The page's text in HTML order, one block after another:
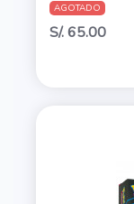
AGOTADO
S/. 65.00